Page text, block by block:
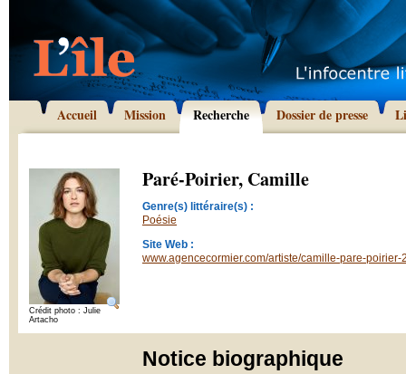
Accueil Mission Recherche Dossier de presse
Crédit photo : Julie
Artacho
Paré-Poirier, Camille
Genre(s) littéraire(s) :
Poésie
Site Web :
www.agencecormier.com/artiste/camille-pare-poirier-
Notice biographique